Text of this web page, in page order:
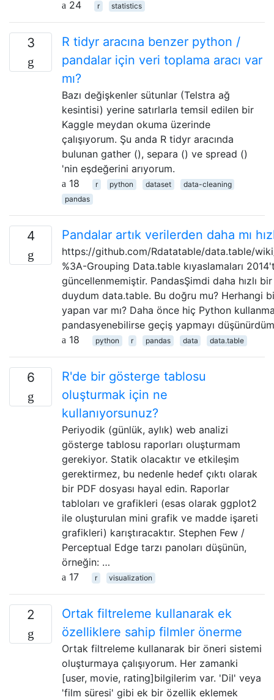
24 r statistics
3
R tidyr aracına benzer python /
pandalar için veri toplama aracı var
mı?
Bazı değişkenler sütunlar (Telstra ağ
kesintisi) yerine satırlarla temsil edilen bir
Kaggle meydan okuma üzerinde
çalışıyorum. Şu anda R tidyr aracında
bulunan gather (), separa () ve spread ()
'nin eşdeğerini arıyorum.
18
r python dataset
data-cleaning
pandas
4 Pandalar artık verilerden daha mı
https://github.com/Rdatatable/data.table/
%3A-Grouping Data.table kıyaslamaları
güncellenmemiştir. PandasŞimdi daha hızlı
duydum data.table. Bu doğru mu? Herhangi
yapan var mı? Daha önce hiç Python
pandasyenebilirse geçiş yapmayı
18
python r pandas data data.table
6
R'de bir gösterge tablosu
oluşturmak için ne
kullanıyorsunuz?
Periyodik (günlük, aylık) web analizi
gösterge tablosu raporları oluşturmam
gerekiyor. Statik olacaktır ve etkileşim
gerektirmez, bu nedenle hedef çıktı olarak
bir PDF dosyası hayal edin. Raporlar
tabloları ve grafikleri (esas olarak ggplot2
ile oluşturulan mini grafik ve madde işareti
grafikleri) karıştıracaktır. Stephen Few /
Perceptual Edge tarzı panoları düşünün,
örneğin: …
17
r visualization
2
Ortak filtreleme kullanarak ek
özelliklere sahip filmler önerme
Ortak filtreleme kullanarak bir öneri sistemi
oluşturmaya çalışıyorum. Her zamanki
[user, movie, rating]bilgilerim var. 'Dil' veya
'film süresi' gibi ek bir özellik eklemek